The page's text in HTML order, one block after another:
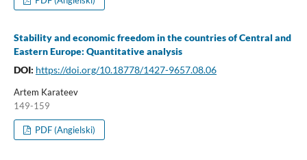
Stability and economic freedom in the countries of Central and
Eastern Europe: Quantitative analysis
DOI: https://doi.org/10.18778/1427-9657.08.06
Artem Karateev
149-159
PDF (Angielski)